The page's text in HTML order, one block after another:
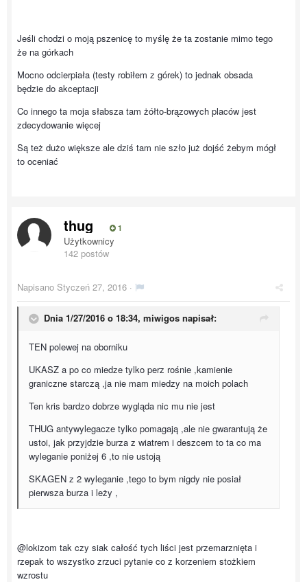
Jeśli chodzi o moją pszenicę to myślę że ta zostanie mimo tego
że na górkach
Mocno odcierpiała (testy robiłem z górek) to jednak obsada
będzie do akceptacji
Co innego ta moja słabsza tam żółto-brązowych placów jest
zdecydowanie więcej
Są też dużo większe ale dziś tam nie szło już dojść żebym mógł
to oceniać
thug 1
Użytkownicy
142 postów
Napisano Styczeń 27, 2016 ·
Dnia 1/27/2016 o 18:34, miwigos napisał:
TEN polewej na oborniku
UKASZ a po co miedze tylko perz rośnie ,kamienie
graniczne starczą ,ja nie mam miedzy na moich polach
Ten kris bardzo dobrze wygląda nic mu nie jest
THUG antywylegacze tylko pomagają ,ale nie gwarantują że
ustoi, jak przyjdzie burza z wiatrem i deszcem to ta co ma
wyleganie poniżej 6 ,to nie ustoją
SKAGEN z 2 wyleganie ,tego to bym nigdy nie posiał
pierwsza burza i leży ,
@lokizom tak czy siak całość tych liści jest przemarznięta i
rzepak to wszystko zrzuci pytanie co z korzeniem stożkiem
wzrostu